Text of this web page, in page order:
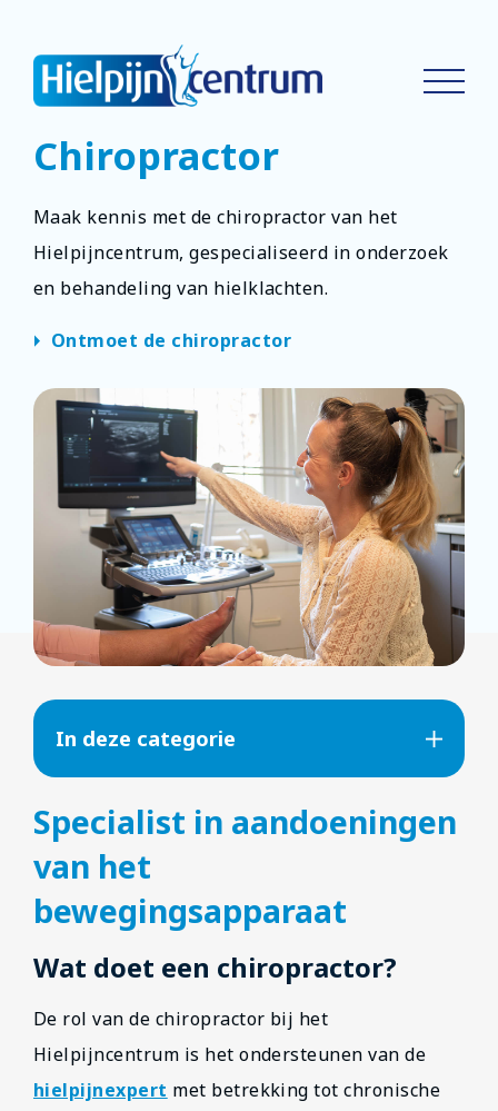
Chiropractor
Maak kennis met de chiropractor van het
Hielpijncentrum, gespecialiseerd in onderzoek
en behandeling van hielklachten.
arrow_right Ontmoet de chiropractor
In deze categorie
Specialist in aandoeningen
van het
bewegingsapparaat
Wat doet een chiropractor?
De rol van de chiropractor bij het
Hielpijncentrum is het ondersteunen van de
hielpijnexpert met betrekking tot chronische